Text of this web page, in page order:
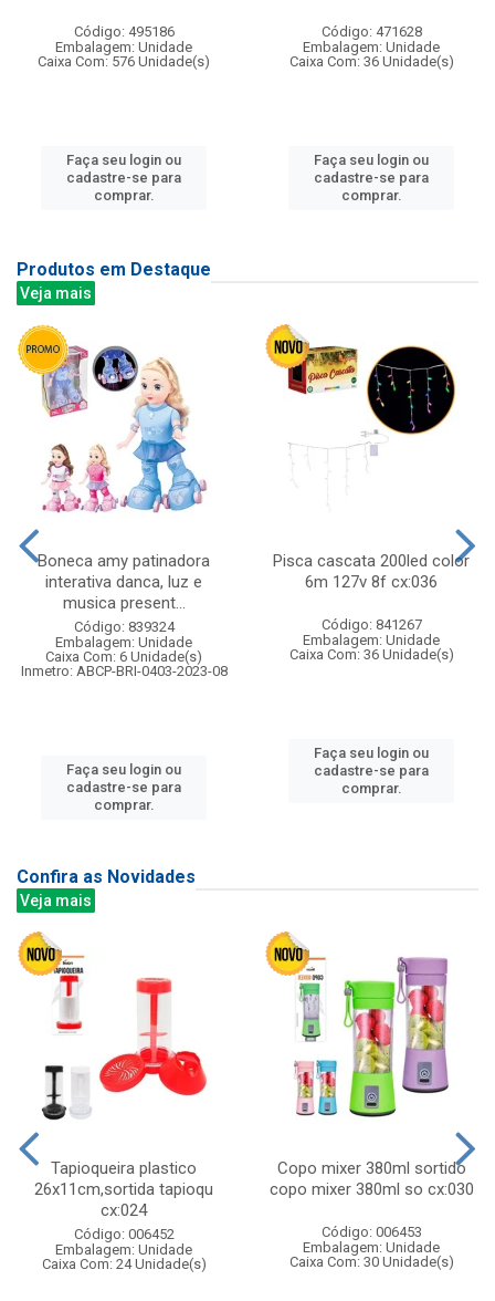
Código: 495186
Embalagem: Unidade
Caixa Com: 576 Unidade(s)
Faça seu login ou
cadastre-se para
comprar.
Código: 471628
Embalagem: Unidade
Caixa Com: 36 Unidade(s)
Faça seu login ou
cadastre-se para
comprar.
Produtos em Destaque
Veja mais
Boneca amy patinadora
interativa danca, luz e
musica present...
Código: 839324
Embalagem: Unidade
Caixa Com: 6 Unidade(s)
Inmetro: ABCP-BRI-0403-2023-08
Faça seu login ou
cadastre-se para
comprar.
Pisca cascata 200led color
6m 127v 8f cx:036
Código: 841267
Embalagem: Unidade
Caixa Com: 36 Unidade(s)
Faça seu login ou
cadastre-se para
comprar.
Confira as Novidades
Veja mais
Tapioqueira plastico
26x11cm,sortida tapioqu
cx:024
Código: 006452
Embalagem: Unidade
Caixa Com: 24 Unidade(s)
Copo mixer 380ml sortido
copo mixer 380ml so cx:030
Código: 006453
Embalagem: Unidade
Caixa Com: 30 Unidade(s)